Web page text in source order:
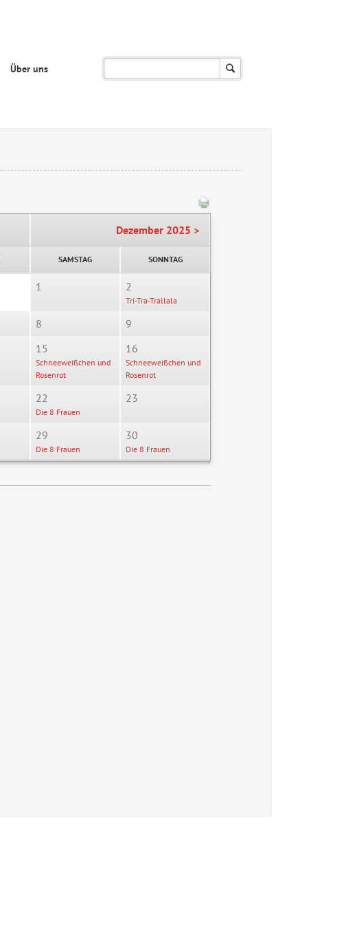
Über uns
Dezember 2025 >
SAMSTAG SONNTAG
1 2
Tri-Tra-Trallala
8
9
15
Schneeweißchen und
Rosenrot
16
Schneeweißchen und
Rosenrot
22
Die 8 Frauen
23
29
Die 8 Frauen
30
Die 8 Frauen